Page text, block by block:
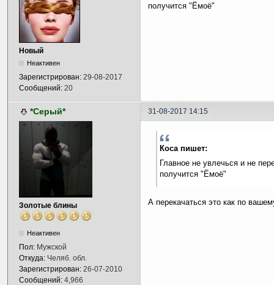
Новый
Неактивен
Зарегистрирован: 29-08-2017
Сообщений: 20
получится "Ёмоё"
*Серый* 31-08-2017 14:15
Золотые блины
Неактивен
Пол: Мужской
Откуда: Челяб. обл.
Зарегистрирован: 26-07-2010
Сообщений: 4,966
Коса пишет:
Главное не увлечься и не
получится "Ёмоё"
А перекачаться это как по